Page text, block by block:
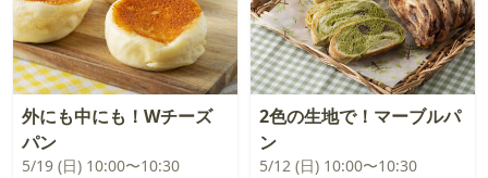
外にも中にも！Wチーズ
パン
5/19 (日) 10:00〜10:30
2色の生地で！マーブルパ
ン
5/12 (日) 10:00〜10:30